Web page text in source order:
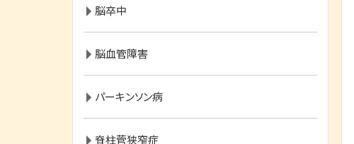
脳卒中
脳血管障害
パーキンソン病
脊柱菅狭窄症